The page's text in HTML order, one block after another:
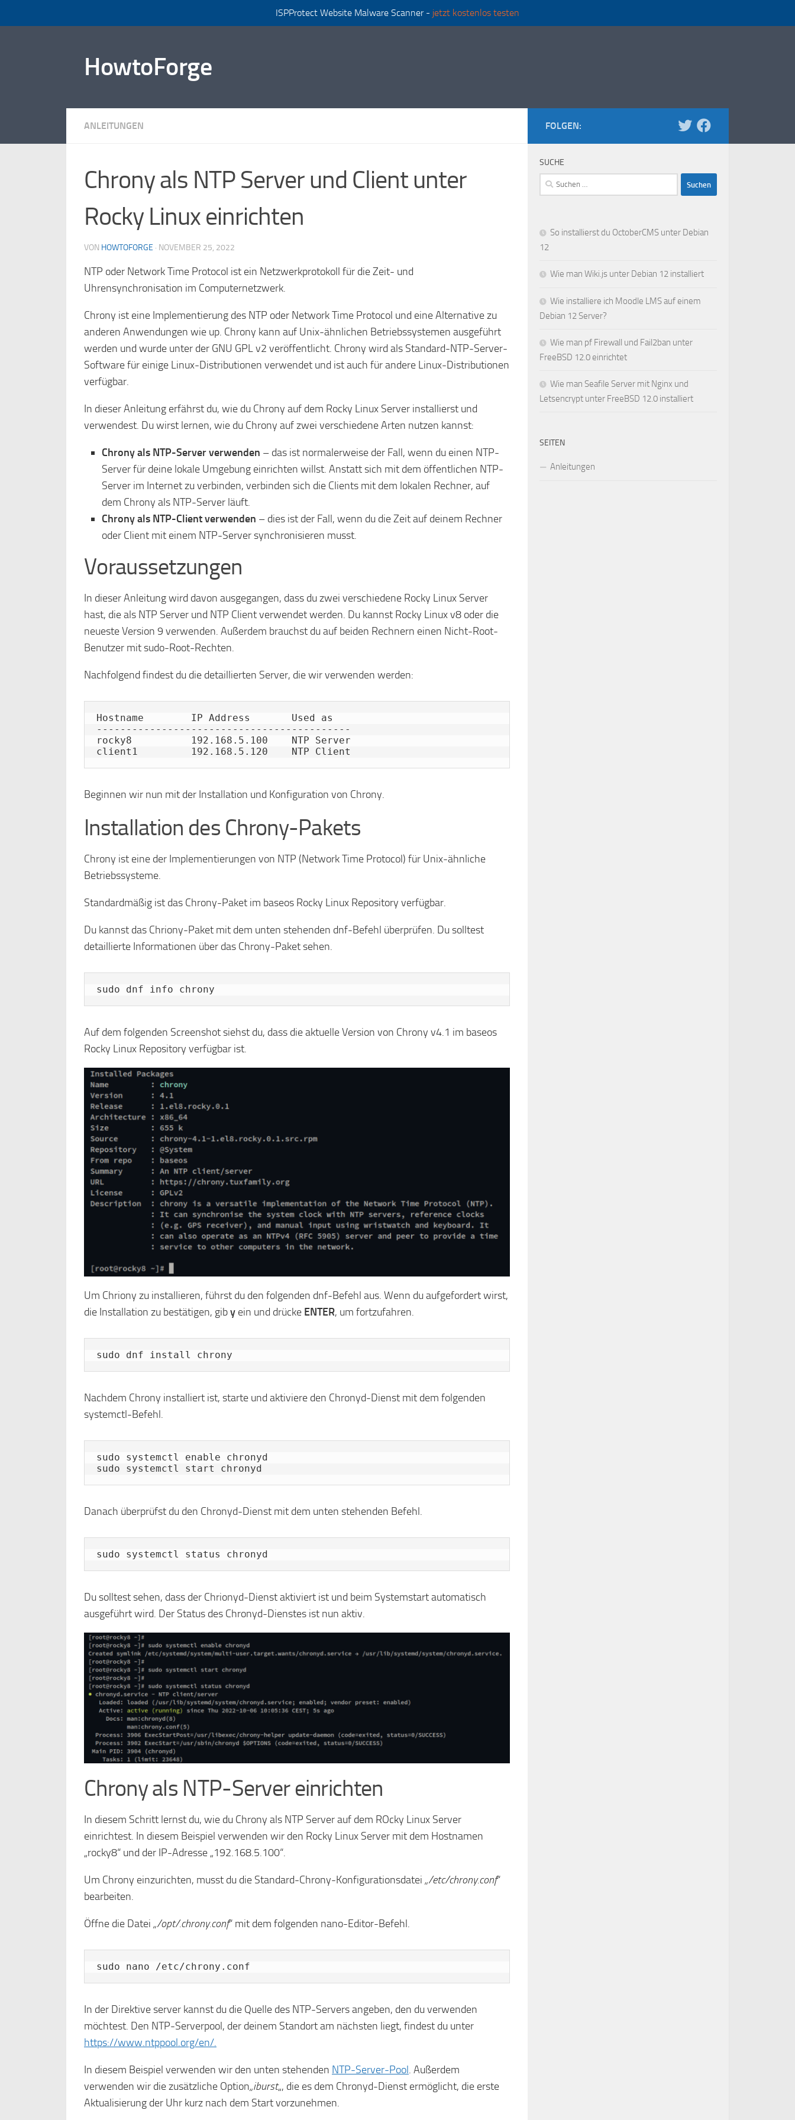
ISPProtect Website Malware Scanner - jetzt kostenlos testen
HowtoForge
ANLEITUNGEN
Chrony als NTP Server und Client unter
Rocky Linux einrichten
VON HOWTOFORGE · NOVEMBER 25, 2022
NTP oder Network Time Protocol ist ein Netzwerkprotokoll für die Zeit- und
Uhrensynchronisation im Computernetzwerk.
Chrony ist eine Implementierung des NTP oder Network Time Protocol und eine Alternative zu
anderen Anwendungen wie up. Chrony kann auf Unix-ähnlichen Betriebssystemen ausgeführt
werden und wurde unter der GNU GPL v2 veröffentlicht. Chrony wird als Standard-NTP-Server-
Software für einige Linux-Distributionen verwendet und ist auch für andere Linux-Distributionen
verfügbar.
In dieser Anleitung erfährst du, wie du Chrony auf dem Rocky Linux Server installierst und
verwendest. Du wirst lernen, wie du Chrony auf zwei verschiedene Arten nutzen kannst:
Chrony als NTP-Server verwenden – das ist normalerweise der Fall, wenn du einen NTP-
Server für deine lokale Umgebung einrichten willst. Anstatt sich mit dem öffentlichen NTP-
Server im Internet zu verbinden, verbinden sich die Clients mit dem lokalen Rechner, auf
dem Chrony als NTP-Server läuft.
Chrony als NTP-Client verwenden – dies ist der Fall, wenn du die Zeit auf deinem Rechner
oder Client mit einem NTP-Server synchronisieren musst.
Voraussetzungen
In dieser Anleitung wird davon ausgegangen, dass du zwei verschiedene Rocky Linux Server
hast, die als NTP Server und NTP Client verwendet werden. Du kannst Rocky Linux v8 oder die
neueste Version 9 verwenden. Außerdem brauchst du auf beiden Rechnern einen Nicht-Root-
Benutzer mit sudo-Root-Rechten.
Nachfolgend findest du die detaillierten Server, die wir verwenden werden:
Hostname        IP Address       Used as
-------------------------------------------
rocky8          192.168.5.100    NTP Server
client1         192.168.5.120    NTP Client
Beginnen wir nun mit der Installation und Konfiguration von Chrony.
Installation des Chrony-Pakets
Chrony ist eine der Implementierungen von NTP (Network Time Protocol) für Unix-ähnliche
Betriebssysteme.
Standardmäßig ist das Chrony-Paket im baseos Rocky Linux Repository verfügbar.
Du kannst das Chriony-Paket mit dem unten stehenden dnf-Befehl überprüfen. Du solltest
detaillierte Informationen über das Chrony-Paket sehen.
sudo dnf info chrony
Auf dem folgenden Screenshot siehst du, dass die aktuelle Version von Chrony v4.1 im baseos
Rocky Linux Repository verfügbar ist.
Um Chriony zu installieren, führst du den folgenden dnf-Befehl aus. Wenn du aufgefordert wirst,
die Installation zu bestätigen, giby ein und drücke ENTER, um fortzufahren.
sudo dnf install chrony
Nachdem Chrony installiert ist, starte und aktiviere den Chronyd-Dienst mit dem folgenden
systemctl-Befehl.
sudo systemctl enable chronyd
sudo systemctl start chronyd
Danach überprüfst du den Chronyd-Dienst mit dem unten stehenden Befehl.
sudo systemctl status chronyd
Du solltest sehen, dass der Chrionyd-Dienst aktiviert ist und beim Systemstart automatisch
ausgeführt wird. Der Status des Chronyd-Dienstes ist nun aktiv.
Chrony als NTP-Server einrichten
In diesem Schritt lernst du, wie du Chrony als NTP Server auf dem ROcky Linux Server
einrichtest. In diesem Beispiel verwenden wir den Rocky Linux Server mit dem Hostnamen
„rocky8“ und der IP-Adresse „192.168.5.100“.
Um Chrony einzurichten, musst du die Standard-Chrony-Konfigurationsdatei „/etc/chrony.conf“
bearbeiten.
Öffne die Datei „/opt/.chrony.conf“ mit dem folgenden nano-Editor-Befehl.
sudo nano /etc/chrony.conf
In der Direktive server kannst du die Quelle des NTP-Servers angeben, den du verwenden
möchtest. Den NTP-Serverpool, der deinem Standort am nächsten liegt, findest du unter
https://www.ntppool.org/en/.
In diesem Beispiel verwenden wir den unten stehenden NTP-Server-Pool. Außerdem
verwenden wir die zusätzliche Option„iburst„, die es dem Chronyd-Dienst ermöglicht, die erste
Aktualisierung der Uhr kurz nach dem Start vorzunehmen.
FOLGEN:
SUCHE
Suchen
nach:
So installierst du OctoberCMS unter Debian
12
Wie man Wiki.js unter Debian 12 installiert
Wie installiere ich Moodle LMS auf einem
Debian 12 Server?
Wie man pf Firewall und Fail2ban unter
FreeBSD 12.0 einrichtet
Wie man Seafile Server mit Nginx und
Letsencrypt unter FreeBSD 12.0 installiert
SEITEN
Anleitungen